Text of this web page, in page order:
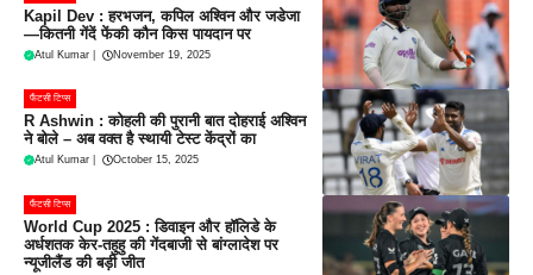
Kapil Dev : हरभजन, कपिल अश्विन और जडेजा
—कितनी गेंदें फेंकी कौन किस पायदान पर
Atul Kumar November 19, 2025
फैंटसी टिप्स
R Ashwin : कोहली की पुरानी बात दोहराई अश्विन
ने बोले – अब वक्त है स्थायी टेस्ट केंद्रों का
Atul Kumar October 15, 2025
फैंटसी टिप्स
World Cup 2025 : डिवाइन और हॉलिडे के
अर्धशतक केर-तहुहु की गेंदबाजी से बांग्लादेश पर
न्यूजीलैंड की बड़ी जीत